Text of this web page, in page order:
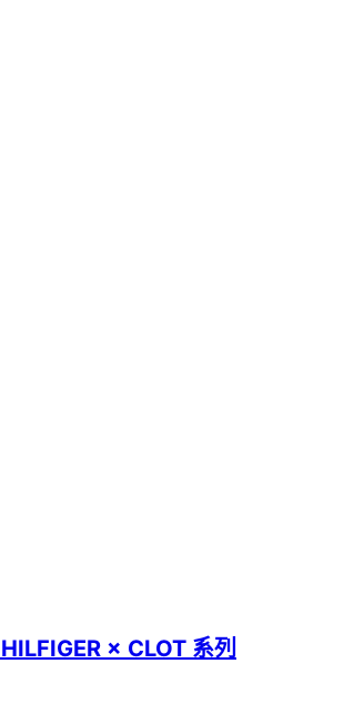
× CLOT 系列